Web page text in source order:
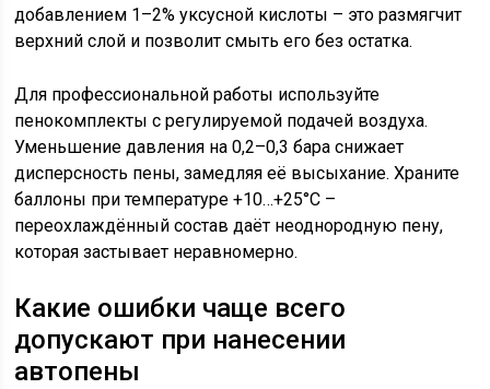
добавлением 1–2% уксусной кислоты – это размягчит
верхний слой и позволит смыть его без остатка.
Для профессиональной работы используйте
пенокомплекты с регулируемой подачей воздуха.
Уменьшение давления на 0,2–0,3 бара снижает
дисперсность пены, замедляя её высыхание. Храните
баллоны при температуре +10…+25°C –
переохлаждённый состав даёт неоднородную пену,
которая застывает неравномерно.
Какие ошибки чаще всего
допускают при нанесении
автопены